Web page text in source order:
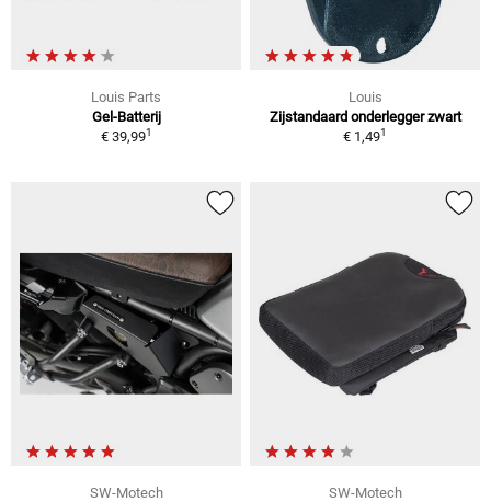
Louis Parts
Gel-Batterij
€ 39,991
Louis
Zijstandaard onderlegger zwart
€ 1,491
SW-Motech
SW-Motech